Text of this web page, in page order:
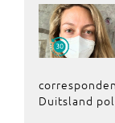
Duitsland